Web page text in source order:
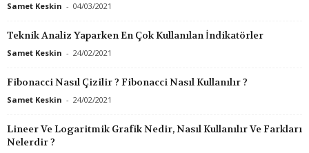
Samet Keskin - 04/03/2021
Teknik Analiz Yaparken En Çok Kullanılan İndikatörler
Samet Keskin - 24/02/2021
Fibonacci Nasıl Çizilir ? Fibonacci Nasıl Kullanılır ?
Samet Keskin - 24/02/2021
Lineer Ve Logaritmik Grafik Nedir, Nasıl Kullanılır Ve Farkları
Nelerdir ?